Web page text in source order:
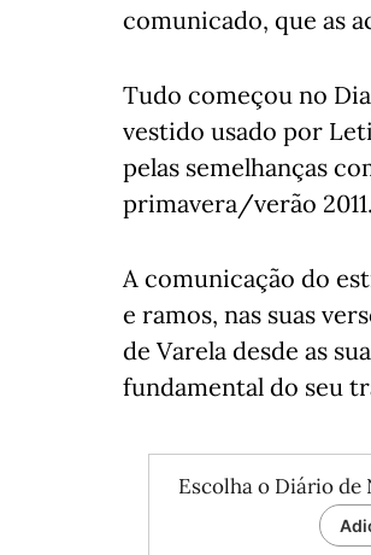
comunicado, que as
Tudo começou no
vestido usado por
pelas semelhanças
primavera/verão 2011.
A comunicação do
e ramos, nas suas
de Varela desde as
fundamental do seu
Escolha o Diário